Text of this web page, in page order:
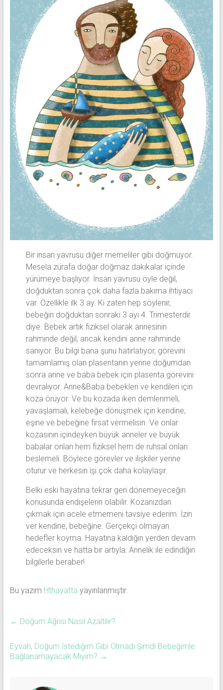
Bir insan yavrusu diğer memeliler gibi doğmuyor.
Mesela zürafa doğar doğmaz dakikalar içinde
yürümeye başlıyor. İnsan yavrusu öyle değil,
doğduktan sonra çok daha fazla bakıma ihtiyacı
var. Özellikle ilk 3 ay. Ki zaten hep söylenir,
bebeğin doğduktan sonraki 3 ayı 4. Trimesterdir
diye. Bebek artık fiziksel olarak annesinin
rahminde değil, ancak kendini anne rahminde
sanıyor. Bu bilgi bana şunu hatırlatıyor, görevini
tamamlamış olan plasentanın yerine doğumdan
sonra anne ve baba bebek için plasenta görevini
devralıyor: Anne&Baba bebekleri ve kendileri için
koza örüyor. Ve bu kozada iken demlenmeli,
yavaşlamalı, kelebeğe dönüşmek için kendine,
eşine ve bebeğine fırsat vermelisin. Ve onlar
kozasının içindeyken büyük anneler ve büyük
babalar onları hem fiziksel hem de ruhsal onları
beslemeli. Böylece görevler ve ilişkiler yerine
oturur ve herkesin işi çok daha kolaylaşır.
Belki eski hayatına tekrar geri dönemeyeceğin
konusunda endişelerin olabilir. Kozanızdan
çıkmak için acele etmemeni tavsiye ederim. İzin
ver kendine, bebeğine. Gerçekçi olmayan
hedefler koyma. Hayatına kaldığın yerden devam
edeceksin ve hatta bir artıyla: Annelik ile edindiğin
bilgilerle beraber!
Bu yazım Hthayatta yayınlanmıştır.
← Doğum Ağrısı Nasıl Azaltılır?
Eyvah, Doğum İstediğim Gibi Olmadı Şimdi Bebeğimle
Bağlanamayacak Mıyım? →